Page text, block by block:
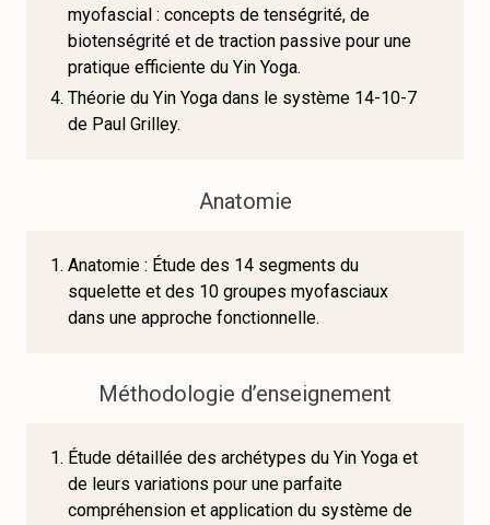
myofascial : concepts de tenségrité, de
biotenségrité et de traction passive pour une
pratique efficiente du Yin Yoga.
Théorie du Yin Yoga dans le système 14-10-7
de Paul Grilley.
Anatomie
Anatomie : Étude des 14 segments du
squelette et des 10 groupes myofasciaux
dans une approche fonctionnelle.
Méthodologie d’enseignement
Étude détaillée des archétypes du Yin Yoga et
de leurs variations pour une parfaite
compréhension et application du système de